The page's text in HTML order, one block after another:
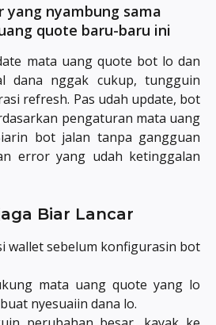
yang nyambung sama
quote baru-baru ini
mata uang quote bot lo dan
dana nggak cukup, tungguin
refresh. Pas udah update, bot
pengaturan mata uang
bot jalan tanpa gangguan
error yang udah ketinggalan
Biar Lancar
wallet sebelum konfigurasin bot
mata uang quote yang lo
nyesuaiin dana lo.